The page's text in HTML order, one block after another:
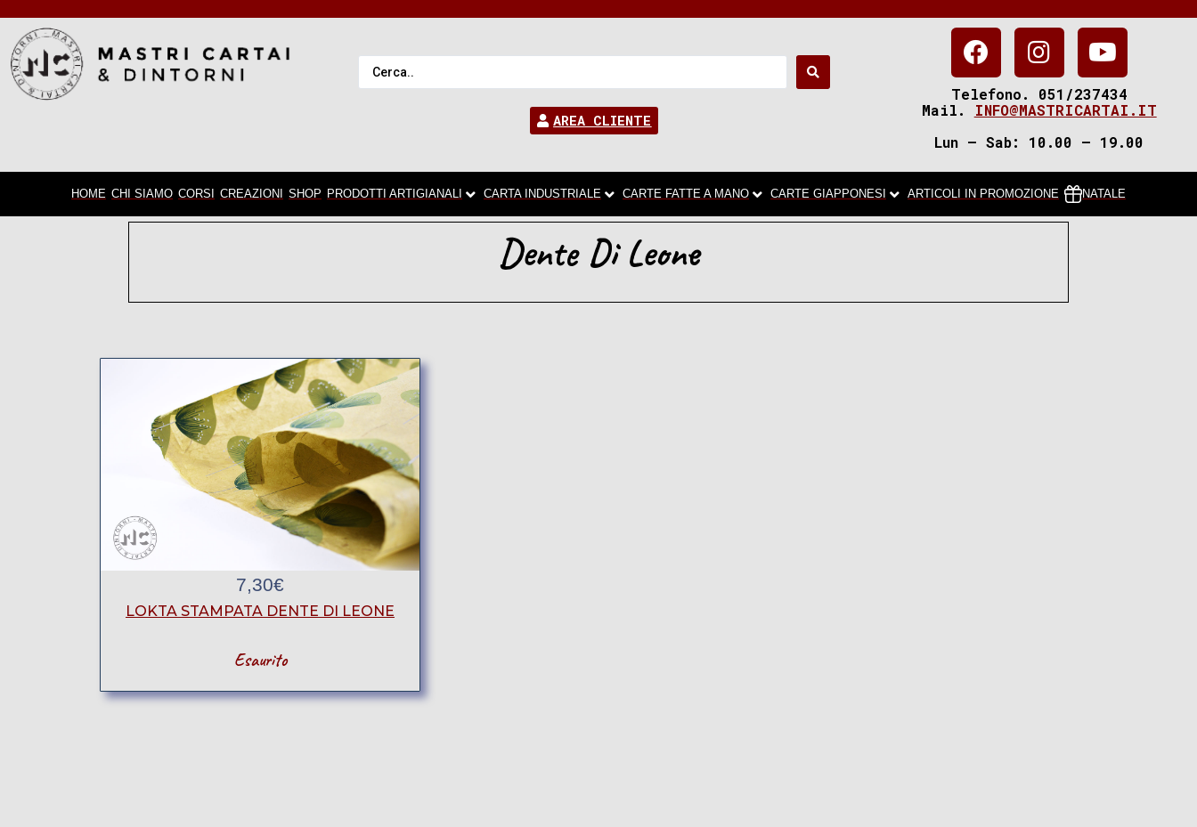
AREA CLIENTE
Telefono. 051/237434
Mail.
INFO@MASTRICARTAI.IT
Lun – Sab: 10.00 – 19.00
HOME CHI SIAMO CORSI CREAZIONI SHOP PRODOTTI ARTIGIANALI CARTA INDUSTRIALE CARTE FATTE A MANO CARTE GIAPPONESI ARTICOLI IN PROMOZIONE NATALE
Dente Di Leone
7,30€
LOKTA STAMPATA DENTE DI LEONE
Esaurito